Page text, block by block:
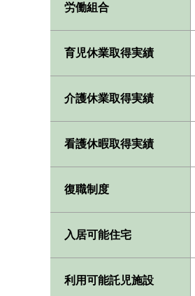
労働組合
育児休業取得実績
介護休業取得実績
看護休暇取得実績
復職制度
入居可能住宅
利用可能託児施設